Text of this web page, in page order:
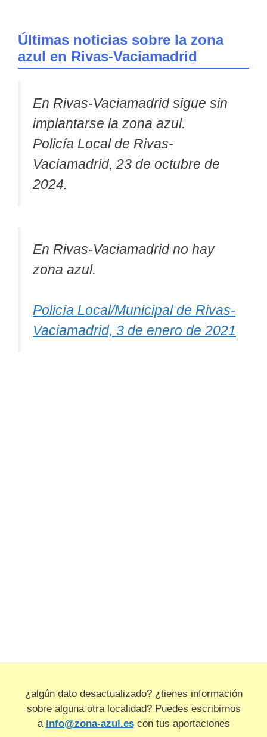
Últimas noticias sobre la zona
azul en Rivas-Vaciamadrid
En Rivas-Vaciamadrid sigue sin
implantarse la zona azul.
Policía Local de Rivas-
Vaciamadrid, 23 de octubre de
2024.
En Rivas-Vaciamadrid no hay
zona azul.
Policía Local/Municipal de Rivas-
Vaciamadrid, 3 de enero de 2021
¿algún dato desactualizado? ¿tienes información
sobre alguna otra localidad? Puedes escribirnos
a info@zona-azul.escon tus aportaciones